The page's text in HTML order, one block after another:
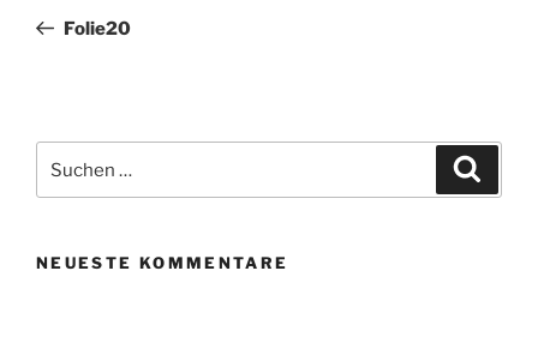
Beitrag
Folie20
nach:
NEUESTE KOMMENTARE